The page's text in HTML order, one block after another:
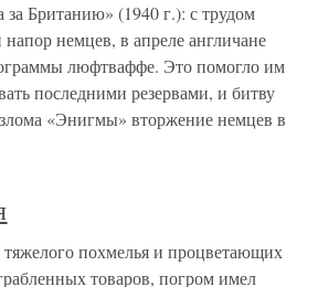
за Британию» (1940 г.): с трудом
немцев, в апреле англичане
люфтваффе. Это помогло им
последними резервами, и битву
«Энигмы» вторжение немцев в
похмелья и процветающих
товаров, погром имел